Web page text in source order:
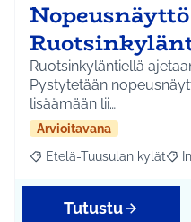
Nopeusnäyttö
Ruotsinkyläntiellä
Pystytetään
lisäämään lii…
Arvioitavana
Rajaa tulokset aihepiirin
Etelä-Tuusulan kylät
Tutustu